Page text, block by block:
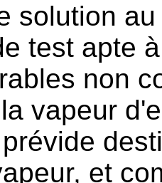
solution
test apte
non
vapeur
et